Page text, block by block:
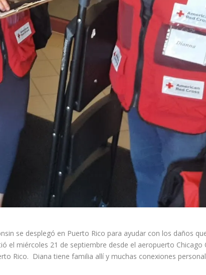
se desplegó en Puerto Rico para ayudar con los daños
el miércoles 21 de septiembre desde el aeropuerto Chicago
Rico. Diana tiene familia allí y muchas conexiones